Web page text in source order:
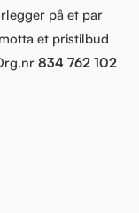
på et par
et pristilbud
834 762 102